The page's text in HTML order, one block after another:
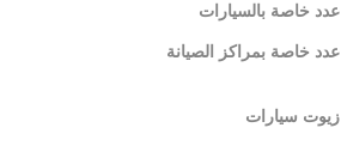
عدد خاصة بالسيارات
عدد خاصة بمراكز الصيانة
زيوت سيارات